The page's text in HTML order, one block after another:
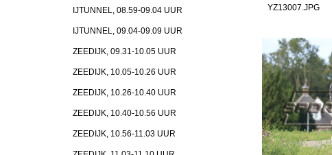
YZ13007.JPG
IJTUNNEL, 08.59-09.04 UUR
IJTUNNEL, 09.04-09.09 UUR
ZEEDIJK, 09.31-10.05 UUR
ZEEDIJK, 10.05-10.26 UUR
ZEEDIJK, 10.26-10.40 UUR
ZEEDIJK, 10.40-10.56 UUR
ZEEDIJK, 10.56-11.03 UUR